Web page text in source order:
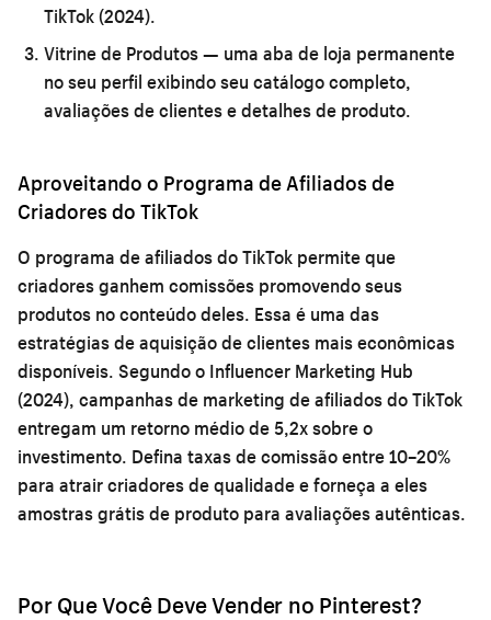
TikTok (2024).
Vitrine de Produtos— uma aba de loja permanente
no seu perfil exibindo seu catálogo completo,
avaliações de clientes e detalhes de produto.
Aproveitando o Programa de Afiliados de
Criadores do TikTok
O programa de afiliados do TikTok permite que
criadores ganhem comissões promovendo seus
produtos no conteúdo deles. Essa é uma das
estratégias de aquisição de clientes mais econômicas
disponíveis. Segundo o Influencer Marketing Hub
(2024), campanhas de marketing de afiliados do TikTok
entregam um retorno médio de 5,2x sobre o
investimento. Defina taxas de comissão entre 10–20%
para atrair criadores de qualidade e forneça a eles
amostras grátis de produto para avaliações autênticas.
Por Que Você Deve Vender no Pinterest?